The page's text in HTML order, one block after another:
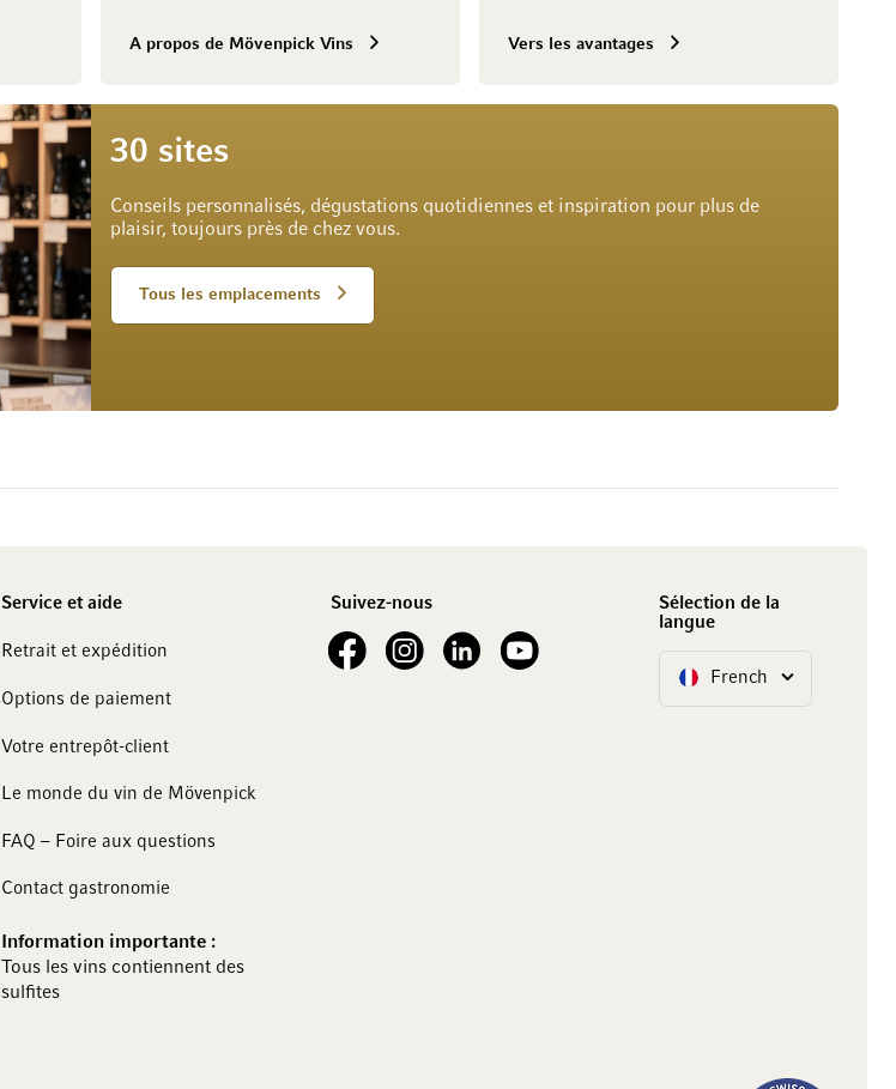
A propos de Mövenpick Vins Vers les avantages
30 sites
Conseils personnalisés, dégustations quotidiennes et inspiration pour plus de
plaisir, toujours près de chez vous.
Tous les emplacements
Service et aide
Retrait et expédition
Options de paiement
Votre entrepôt-client
Le monde du vin de Mövenpick
FAQ – Foire aux questions
Contact gastronomie
Information importante :
Tous les vins contiennent des
sulfites
Suivez-nous
See our FacebookSee our Instagram account
See our LinkedInSee our YouTube channel
Sélection de la
langue
LangueFrench